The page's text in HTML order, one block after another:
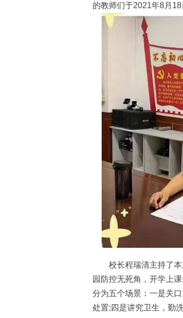
的教师们于2021年8月18
校长程瑞清主持了本
园防控无死角，开学上
分为五个场景：一是关
处置;四是讲究卫生，勤